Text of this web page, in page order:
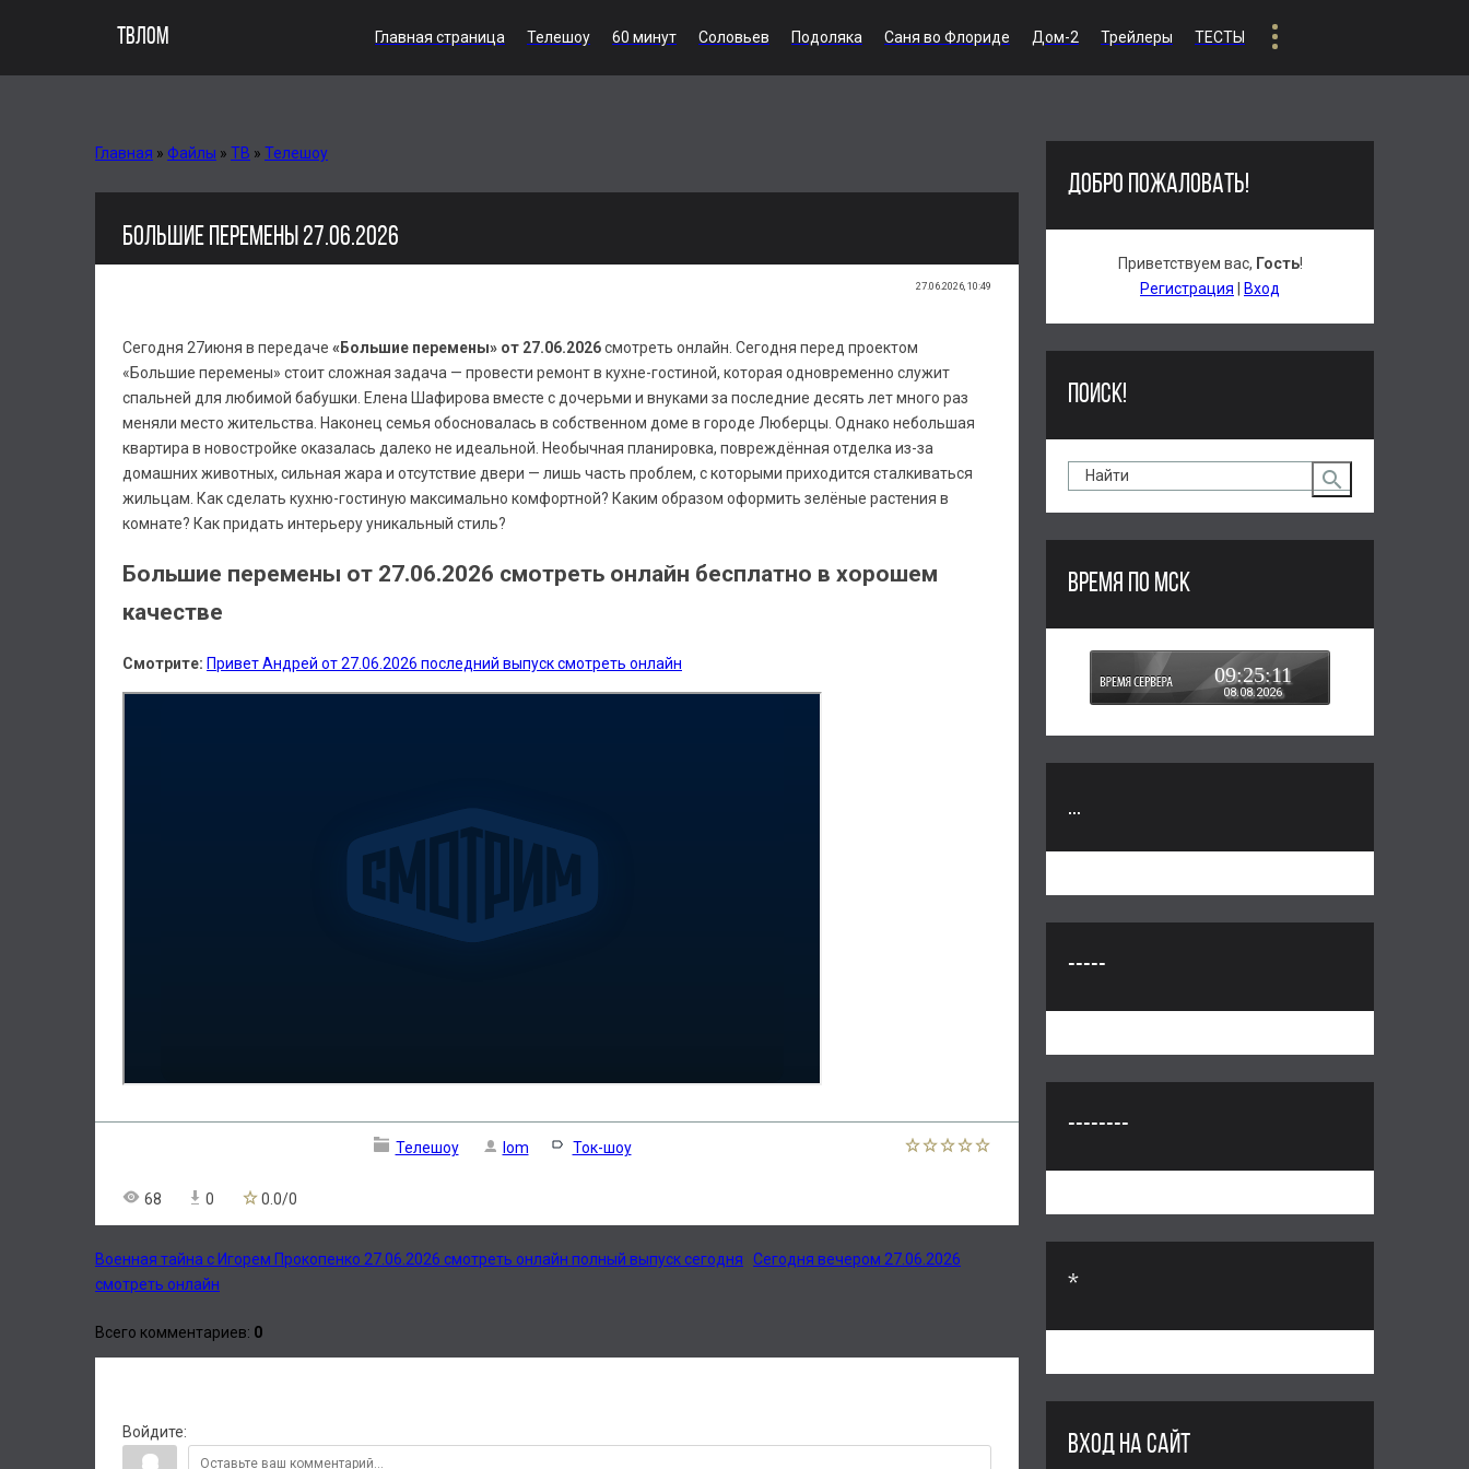
ТВЛОМ Главная страница Телешоу 60 минут Соловьев Подоляка Саня во Флориде Дом-2 Трейлеры ТЕСТЫ
Главная » Файлы » ТВ » Телешоу
БОЛЬШИЕ ПЕРЕМЕНЫ 27.06.2026
27.06.2026, 10:49
Сегодня 27июня в передаче «Большие перемены» от 27.06.2026смотреть онлайн. Сегодня перед проектом
«Большие перемены» стоит сложная задача — провести ремонт в кухне-гостиной, которая одновременно служит
спальней для любимой бабушки. Елена Шафирова вместе с дочерьми и внуками за последние десять лет много раз
меняли место жительства. Наконец семья обосновалась в собственном доме в городе Люберцы. Однако небольшая
квартира в новостройке оказалась далеко не идеальной. Необычная планировка, повреждённая отделка из-за
домашних животных, сильная жара и отсутствие двери — лишь часть проблем, с которыми приходится сталкиваться
жильцам. Как сделать кухню-гостиную максимально комфортной? Каким образом оформить зелёные растения в
комнате? Как придать интерьеру уникальный стиль?
Большие перемены от 27.06.2026 смотреть онлайн бесплатно в хорошем
качестве
Смотрите: Привет Андрей от 27.06.2026 последний выпуск смотреть онлайн
Телешоу lom Ток-шоу
68 0 0.0/0
Военная тайна с Игорем Прокопенко 27.06.2026 смотреть онлайн полный выпуск сегодня
Сегодня вечером 27.06.2026
смотреть онлайн
Всего комментариев: 0
Войдите:
ДОБРО ПОЖАЛОВАТЬ!
Приветствуем вас, Гость!
Регистрация
Вход
ПОИСК!
ВРЕМЯ ПО МСК
09:25:11
08.08.2026
...
-----
--------
*
ВХОД НА САЙТ